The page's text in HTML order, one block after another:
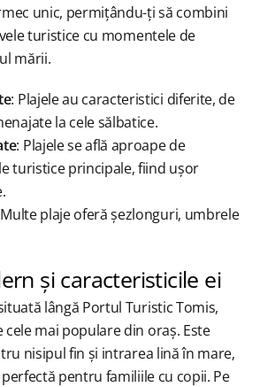
unic, permițându-ți să combini
turistice cu momentele de
mării.
: Plajele au caracteristici diferite, de
la cele sălbatice.
: Plajele se află aproape de
turistice principale, fiind ușor
plaje oferă șezlonguri, umbrele
și caracteristicile ei
lângă Portul Turistic Tomis,
mai populare din oraș. Este
nisipul fin și intrarea lină în mare,
pentru familiile cu copii. Pe